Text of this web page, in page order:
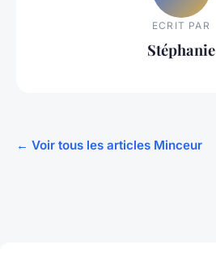
ECRIT PAR
Stéphanie
← Voir tous les articles Minceur